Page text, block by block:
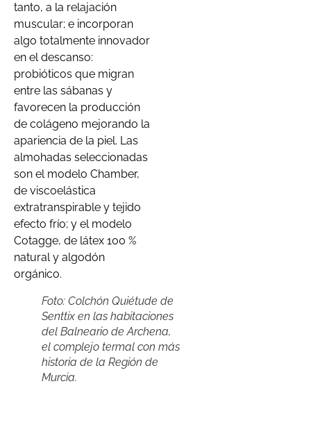
tanto, a la relajación
muscular; e incorporan
algo totalmente innovador
en el descanso:
probióticos que migran
entre las sábanas y
favorecen la producción
de colágeno mejorando la
apariencia de la piel. Las
almohadas seleccionadas
son el modelo Chamber,
de viscoelástica
extratranspirable y tejido
efecto frío; y el modelo
Cotagge, de látex 100 %
natural y algodón
orgánico.
Foto: Colchón Quiétude de
Senttix en las habitaciones
del Balneario de Archena,
el complejo termal con más
historia de la Región de
Murcia.